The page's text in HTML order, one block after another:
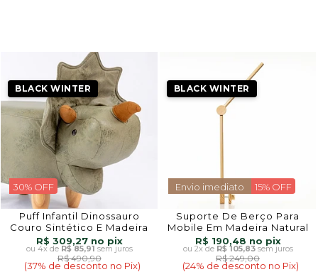
30% OFF
BLACK WINTER
Puff Infantil Dinossauro
Couro Sintético E Madeira
R$ 309,27
4xde R$ 85,91 sem juros
R$ 490,90
(37% de desconto no Pix)
Envio imediato 15% OFF
BLACK WINTER
Suporte De Berço Para
Mobile Em Madeira Natural
R$ 190,48
2xde R$ 105,83sem juros
R$ 249,00
(24% de desconto no Pix)